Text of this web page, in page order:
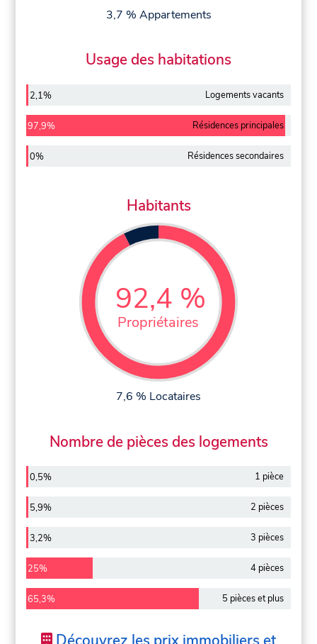
3,7 % Appartements
Usage des habitations
2,1% Logements vacants
97,9% Résidences principales
0% Résidences secondaires
Habitants
92,4 %
Propriétaires
7,6 % Locataires
Nombre de pièces des logements
0,5% 1 pièce
5,9% 2 pièces
3,2% 3 pièces
25% 4 pièces
65,3% 5 pièces et plus